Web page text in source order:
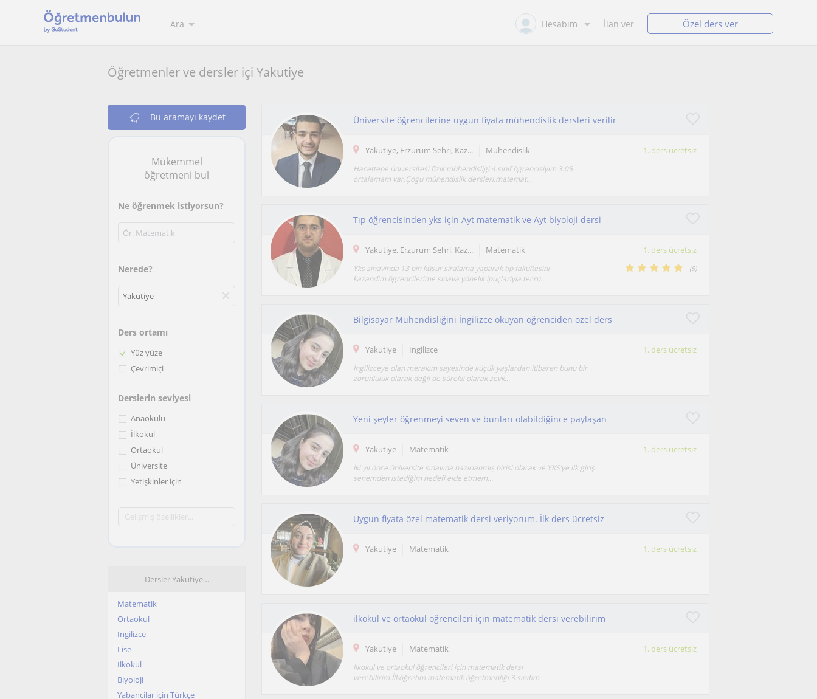
Ara Hesabım İlan ver Özel ders ver
Öğretmenler ve dersler içi Yakutiye
Bu aramayı kaydet
Mükemmel
öğretmeni bul
Ne öğrenmek istiyorsun?
Nerede?
Ders ortamı
Yüz yüze
Çevrimiçi
Derslerin seviyesi
Anaokulu
İlkokul
Ortaokul
Üniversite
Yetişkinler için
Dersler Yakutiye…
Matematik
Ortaokul
Ingilizce
Lise
Ilkokul
Biyoloji
Yabancilar için Türkçe
Üniversite öğrencilerine uygun fiyata mühendislik dersleri verilir
Yakutiye, Erzurum Sehri, Kaz... Mühendislik 1. ders ücretsiz
Hacettepe üniversitesi fizik mühendisligi 4.sinif ögrencisiyim 3.05
ortalamam var.Çogu mühendislik dersleri,matemat...
Tıp öğrencisinden yks için Ayt matematik ve Ayt biyoloji dersi
Yakutiye, Erzurum Sehri, Kaz... Matematik 1. ders ücretsiz
Yks sinavinda 13 bin küsur siralama yaparak tip fakültesini
kazandim.ögrencilerime sinava yönelik ipuçlariyla tecrü...
(5)
Bilgisayar Mühendisliğini İngilizce okuyan öğrenciden özel ders
Yakutiye Ingilizce 1. ders ücretsiz
İngilizceye olan merakım sayesinde küçük yaşlardan itibaren bunu bir
zorunluluk olarak değil de sürekli olarak zevk...
Yeni şeyler öğrenmeyi seven ve bunları olabildiğince paylaşan
Yakutiye Matematik 1. ders ücretsiz
İki yıl önce üniversite sınavına hazırlanmış birisi olarak ve YKS’ye ilk giriş
senemden istediğim hedefi elde etmem...
Uygun fiyata özel matematik dersi veriyorum. İlk ders ücretsiz
Yakutiye Matematik 1. ders ücretsiz
ilkokul ve ortaokul öğrencileri için matematik dersi verebilirim
Yakutiye Matematik 1. ders ücretsiz
İlkokul ve ortaokul öğrencileri için matematik dersi
verebilirim.İlköğretim matematik öğretmenliği 3.sınıfım